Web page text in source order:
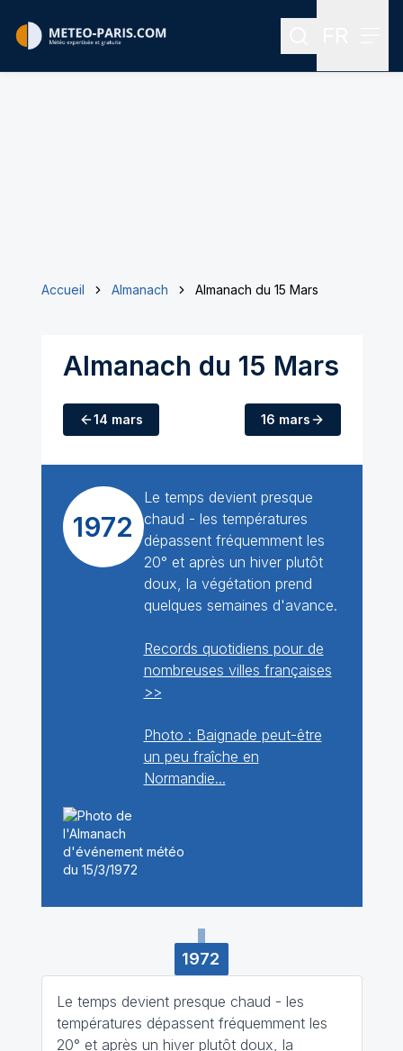
Rechercher
Accueil Almanach Almanach du 15 Mars
Almanach du 15 Mars
14 mars 16 mars
1972
Le temps devient presque
chaud - les températures
dépassent fréquemment les
20° et après un hiver plutôt
doux, la végétation prend
quelques semaines d'avance.
Records quotidiens pour de
nombreuses villes françaises
>>
Photo : Baignade peut-être
un peu fraîche en
Normandie...
1972
Le temps devient presque chaud - les
températures dépassent fréquemment les
20° et après un hiver plutôt doux, la